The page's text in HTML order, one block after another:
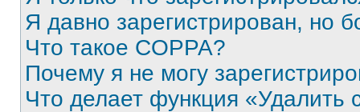
Я давно зарегистрирован, но
Что такое COPPA?
Почему я не могу
Что делает функция «Удалить